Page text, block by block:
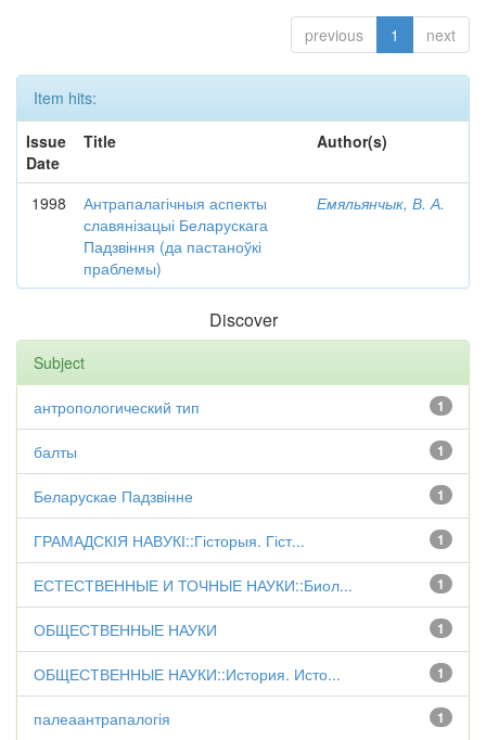
previous 1 next
Item hits:
Issue
Date
Title Author(s)
1998
Антрапалагічныя аспекты
славянізацыі Беларускага
Падзвіння (да пастаноўкі
праблемы)
Емяльянчык, В. А.
Discover
Subject
1
антропологический тип
1
балты
1
Беларускае Падзвінне
1
ГРАМАДСКІЯ НАВУКІ::Гісторыя. Гіст...
1
ЕСТЕСТВЕННЫЕ И ТОЧНЫЕ НАУКИ::Биол...
1
ОБЩЕСТВЕННЫЕ НАУКИ
1
ОБЩЕСТВЕННЫЕ НАУКИ::История. Исто...
1
палеаантрапалогія